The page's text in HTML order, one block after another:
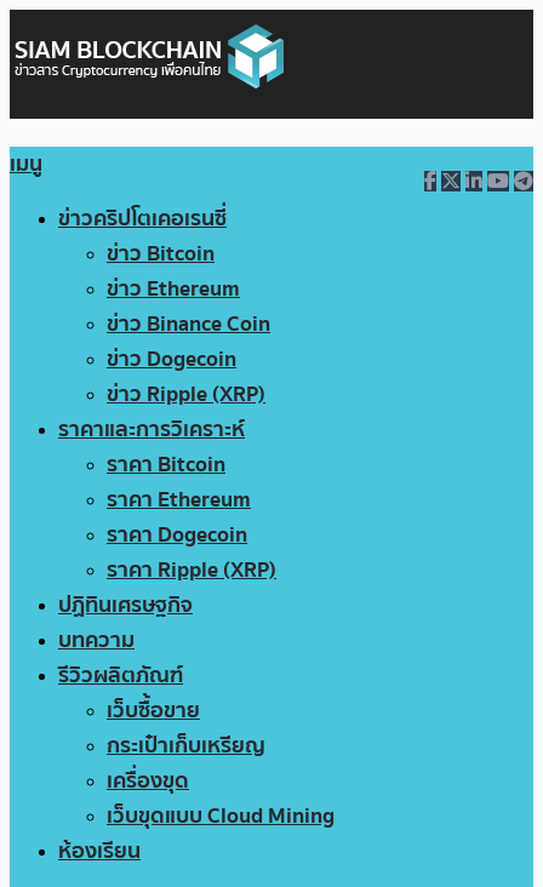
เมนู
ข่าวคริปโตเคอเรนซี่
ข่าว Bitcoin
ข่าว Ethereum
ข่าว Binance Coin
ข่าว Dogecoin
ข่าว Ripple (XRP)
ราคาและการวิเคราะห์
ราคา Bitcoin
ราคา Ethereum
ราคา Dogecoin
ราคา Ripple (XRP)
ปฏิทินเศรษฐกิจ
บทความ
รีวิวผลิตภัณฑ์
เว็บซื้อขาย
กระเป๋าเก็บเหรียญ
เครื่องขุด
เว็บขุดแบบ Cloud Mining
ห้องเรียน